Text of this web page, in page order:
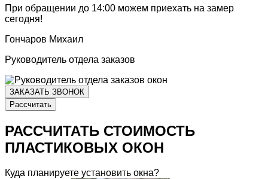
При обращении до 14:00 можем приехать на замер
сегодня!
Гончаров Михаил
Руководитель отдела заказов
ЗАКАЗАТЬ ЗВОНОК
Рассчитать
РАССЧИТАТЬ СТОИМОСТЬ
ПЛАСТИКОВЫХ ОКОН
Куда планируете установить окна?